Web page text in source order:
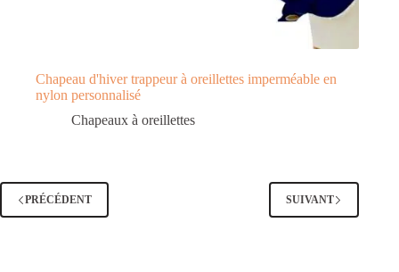
Chapeau d'hiver trappeur à oreillettes imperméable en
nylon personnalisé
Chapeaux à oreillettes
PRÉCÉDENT SUIVANT